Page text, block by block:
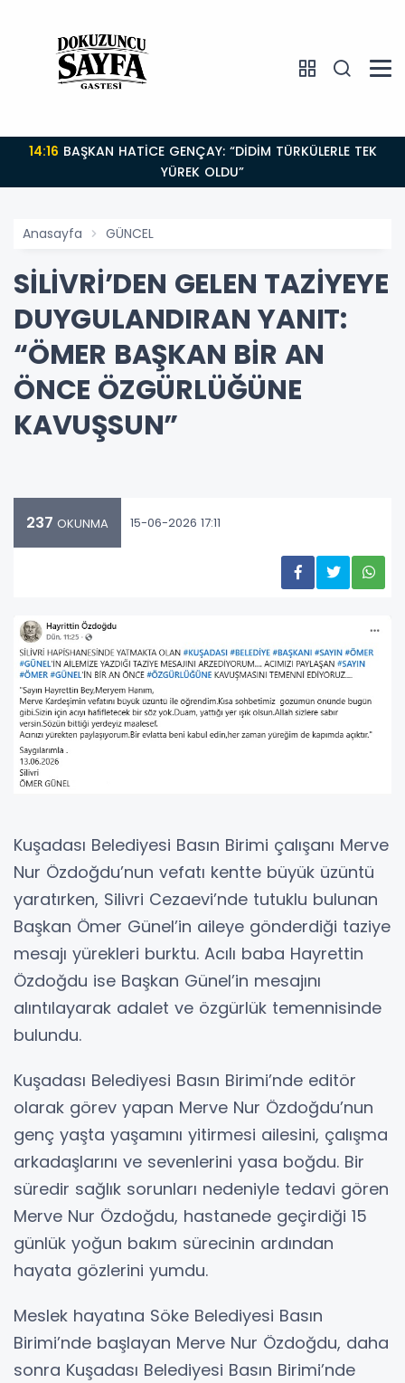
14:16
YÜREK OLDU”
Anasayfa GÜNCEL
SİLİVRİ’DEN GELEN TAZİYEYE
DUYGULANDIRAN YANIT:
“ÖMER BAŞKAN BİR AN
ÖNCE ÖZGÜRLÜĞÜNE
KAVUŞSUN”
237 OKUNMA 15-06-2026 17:11
Kuşadası Belediyesi Basın Birimi çalışanı Merve
Nur Özdoğdu’nun vefatı kentte büyük üzüntü
yaratırken, Silivri Cezaevi’nde tutuklu bulunan
Başkan Ömer Günel’in aileye gönderdiği taziye
mesajı yürekleri burktu. Acılı baba Hayrettin
Özdoğdu ise Başkan Günel’in mesajını
alıntılayarak adalet ve özgürlük temennisinde
bulundu.
Kuşadası Belediyesi Basın Birimi’nde editör
olarak görev yapan Merve Nur Özdoğdu’nun
genç yaşta yaşamını yitirmesi ailesini, çalışma
arkadaşlarını ve sevenlerini yasa boğdu. Bir
süredir sağlık sorunları nedeniyle tedavi gören
Merve Nur Özdoğdu, hastanede geçirdiği 15
günlük yoğun bakım sürecinin ardından
hayata gözlerini yumdu.
Meslek hayatına Söke Belediyesi Basın
Birimi’nde başlayan Merve Nur Özdoğdu, daha
sonra Kuşadası Belediyesi Basın Birimi’nde